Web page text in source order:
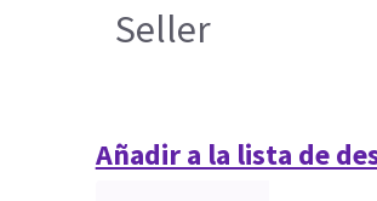
Seller
Añadir a la lista de